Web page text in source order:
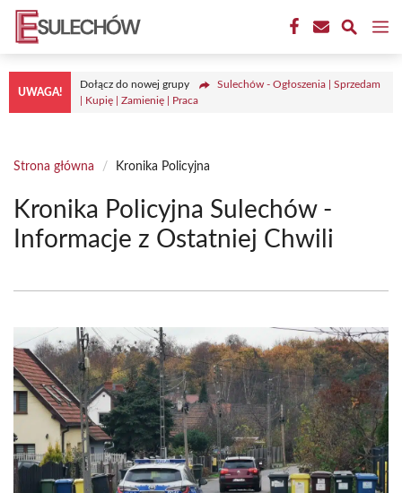
Przejdź
treści
UWAGA!
Dołącz do nowej grupy
Sulechów - Ogłoszenia | Sprzedam
| Kupię | Zamienię | Praca
Strona główna / Kronika Policyjna
Kronika Policyjna Sulechów -
Informacje z Ostatniej Chwili